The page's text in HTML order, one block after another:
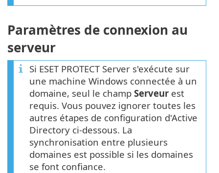
Paramètres de connexion au
serveur
Si ESET PROTECT Server s'exécute sur
une machine Windows connectée à un
domaine, seul le champ Serveur est
requis. Vous pouvez ignorer toutes les
autres étapes de configuration d'Active
Directory ci-dessous. La
synchronisation entre plusieurs
domaines est possible si les domaines
se font confiance.